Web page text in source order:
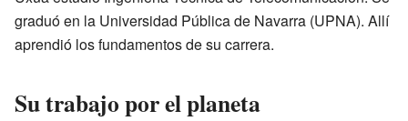
graduó en la Universidad Pública de Navarra (UPNA). Allí
aprendió los fundamentos de su carrera.
Su trabajo por el planeta